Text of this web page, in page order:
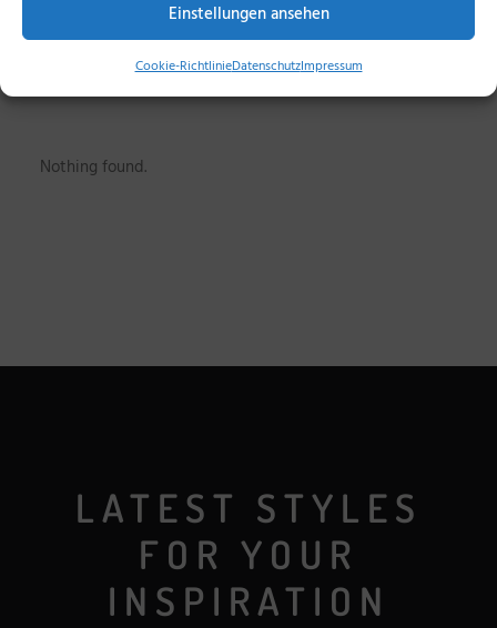
Einstellungen ansehen
Cookie-RichtlinieDatenschutzImpressum
Nothing found.
LATEST STYLES
FOR YOUR
INSPIRATION